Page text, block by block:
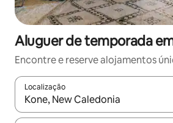
Aluguer de temporada
Encontre e reserve alojamentos
Localização
Quando os resultados estiverem